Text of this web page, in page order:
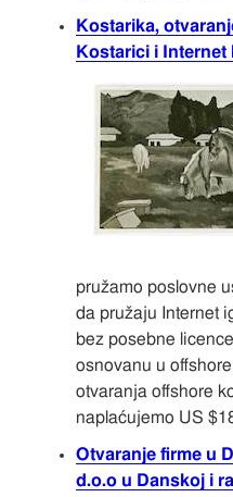
Kostarika,
Kostarici i Internet
pružamo poslovne
da pružaju Internet
bez posebne
osnovanu u
otvaranja offshore
naplaćujemo US
Otvaranje firme u
d.o.o u Danskoj i